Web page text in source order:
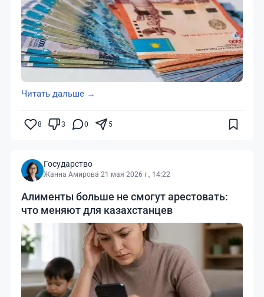
Читать дальше →
8 3 0 5
Государство
Жанна Амирова·21 мая 2026 г., 14:22
Алименты больше не смогут арестовать:
что меняют для казахстанцев